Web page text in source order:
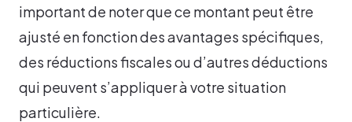
important de noter que ce montant peut être
ajusté en fonction des avantages spécifiques,
des réductions fiscales ou d’autres déductions
qui peuvent s’appliquer à votre situation
particulière.